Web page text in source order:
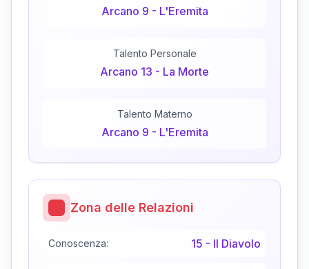
Arcano 9 - L'Eremita
Talento Personale
Arcano 13 - La Morte
Talento Materno
Arcano 9 - L'Eremita
Zona delle Relazioni
Conoscenza: 15 - Il Diavolo